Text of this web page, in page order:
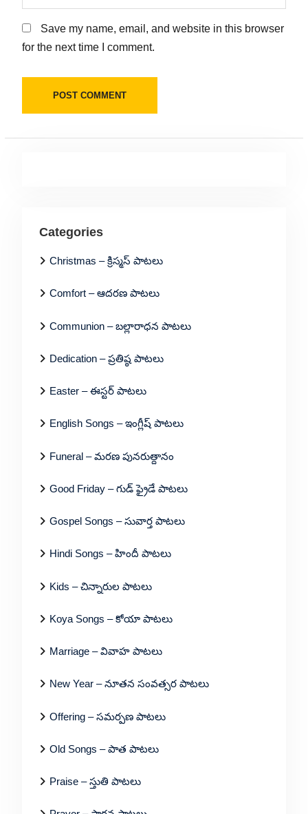
Save my name, email, and website in this browser
for the next time I comment.
Categories
Christmas – క్రిస్మస్ పాటలు
Comfort – ఆదరణ పాటలు
Communion – బల్లారాధన పాటలు
Dedication – ప్రతిష్ఠ పాటలు
Easter – ఈస్టర్ పాటలు
English Songs – ఇంగ్లీష్ పాటలు
Funeral – మరణ పునరుత్దానం
Good Friday – గుడ్ ఫ్రైడే పాటలు
Gospel Songs – సువార్త పాటలు
Hindi Songs – హిందీ పాటలు
Kids – చిన్నారుల పాటలు
Koya Songs – కోయా పాటలు
Marriage – వివాహ పాటలు
New Year – నూతన సంవత్సర పాటలు
Offering – సమర్పణ పాటలు
Old Songs – పాత పాటలు
Praise – స్తుతి పాటలు